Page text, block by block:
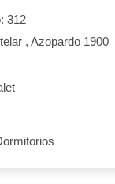
312
, Azopardo 1900